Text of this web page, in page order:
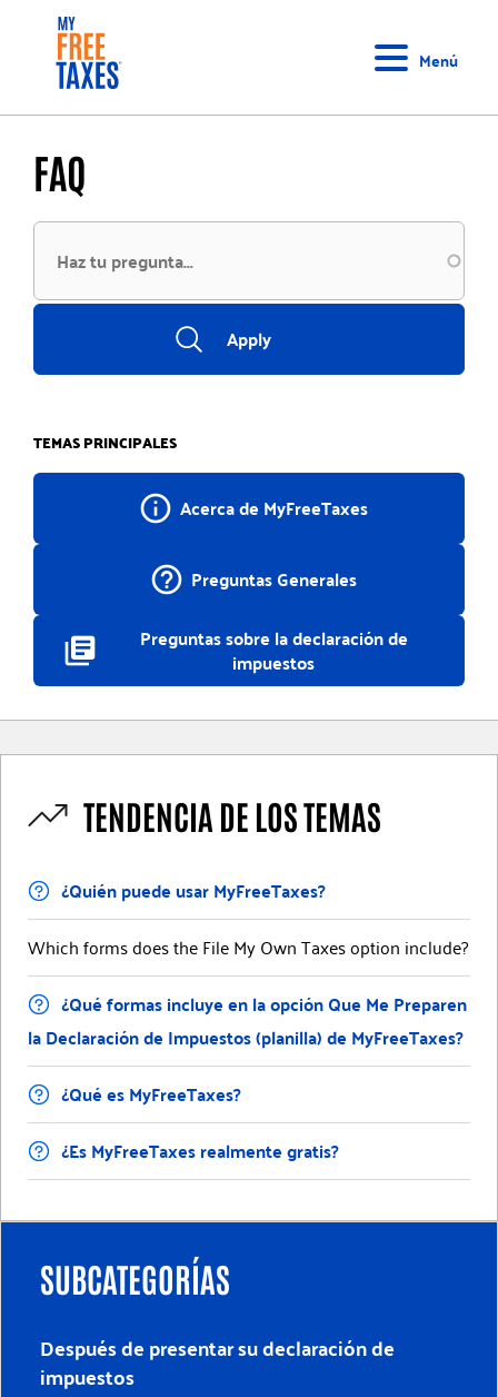
contenido
principal
Menú
FAQ
TEMAS PRINCIPALES
info_outline Acerca de MyFreeTaxes
help_outline Preguntas Generales
library_books Preguntas sobre la declaración de
impuestos
TENDENCIA DE LOS TEMAS
Contents¿Quién puede usar MyFreeTaxes?
Which forms does the File My Own Taxes option include?
¿Qué formas incluye en la opción Que Me Preparen
la Declaración de Impuestos (planilla) de MyFreeTaxes?
¿Qué es MyFreeTaxes?
¿Es MyFreeTaxes realmente gratis?
SUBCATEGORÍAS
Después de presentar su declaración de
impuestos